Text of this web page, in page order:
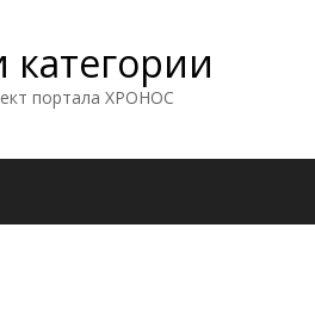
категории
портала ХРОНОС